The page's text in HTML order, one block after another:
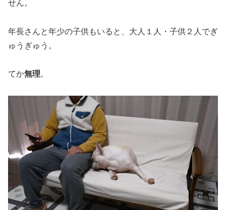
せん。
年長さんと年少の子供もいると、大人１人・子供２人でぎ
ゅうぎゅう。
てか無理。